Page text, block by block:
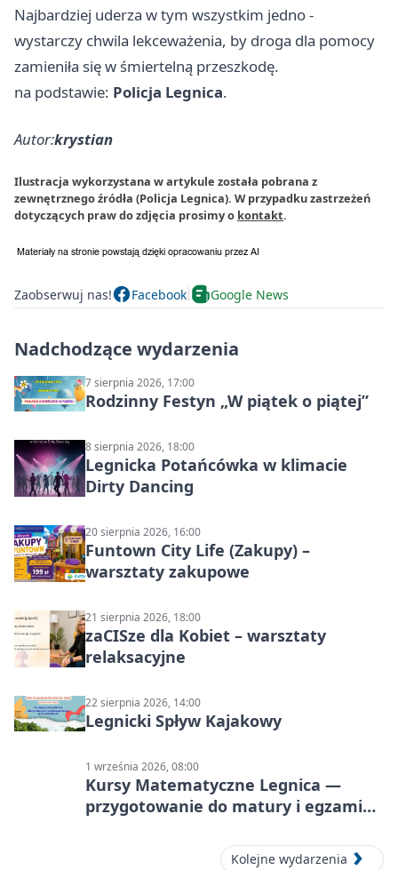
Najbardziej uderza w tym wszystkim jedno -
wystarczy chwila lekceważenia, by droga dla pomocy
zamieniła się w śmiertelną przeszkodę.
na podstawie: Policja Legnica.
Autor:krystian
Ilustracja wykorzystana w artykule została pobrana z
zewnętrznego źródła (Policja Legnica). W przypadku zastrzeżeń
dotyczących praw do zdjęcia prosimy o kontakt.
Zaobserwuj nas! Facebook Google News
Nadchodzące wydarzenia
7 sierpnia 2026, 17:00
Rodzinny Festyn „W piątek o piątej”
8 sierpnia 2026, 18:00
Legnicka Potańcówka w klimacie
Dirty Dancing
20 sierpnia 2026, 16:00
Funtown City Life (Zakupy) –
warsztaty zakupowe
21 sierpnia 2026, 18:00
zaCISze dla Kobiet – warsztaty
relaksacyjne
22 sierpnia 2026, 14:00
Legnicki Spływ Kajakowy
1 września 2026, 08:00
Kursy Matematyczne Legnica —
przygotowanie do matury i egzaminu
Kolejne wydarzenia